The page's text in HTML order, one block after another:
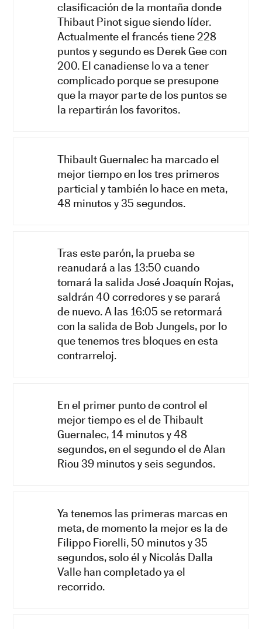
clasificación de la montaña donde
Thibaut Pinot sigue siendo líder.
Actualmente el francés tiene 228
puntos y segundo es Derek Gee con
200. El canadiense lo va a tener
complicado porque se presupone
que la mayor parte de los puntos se
la repartirán los favoritos.
Thibault Guernalec ha marcado el
mejor tiempo en los tres primeros
particial y también lo hace en meta,
48 minutos y 35 segundos.
Tras este parón, la prueba se
reanudará a las 13:50 cuando
tomará la salida José Joaquín Rojas,
saldrán 40 corredores y se parará
de nuevo. A las 16:05 se retormará
con la salida de Bob Jungels, por lo
que tenemos tres bloques en esta
contrarreloj.
En el primer punto de control el
mejor tiempo es el de Thibault
Guernalec, 14 minutos y 48
segundos, en el segundo el de Alan
Riou 39 minutos y seis segundos.
Ya tenemos las primeras marcas en
meta, de momento la mejor es la de
Filippo Fiorelli, 50 minutos y 35
segundos, solo él y Nicolás Dalla
Valle han completado ya el
recorrido.